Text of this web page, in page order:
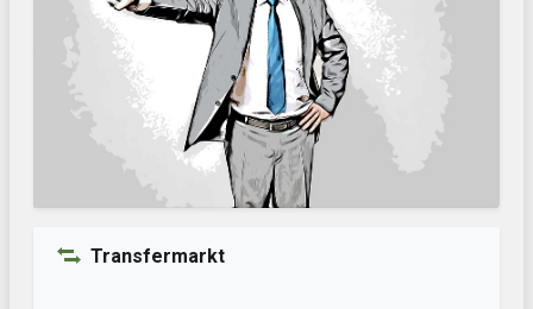
Transfermarkt